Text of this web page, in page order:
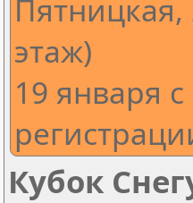
этаж)
19 января
Кубок